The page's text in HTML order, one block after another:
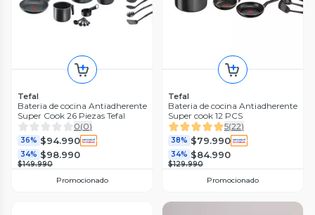
Tefal
Bateria de cocina Antiadherente
Super Cook 26 Piezas Tefal
0(0)
36% $94.990
34% $98.990
$149.990
Promocionado
Tefal
Bateria de cocina Antiadherente
Super cook 12 PCS
5(22)
38% $79.990
34% $84.990
$129.990
Promocionado